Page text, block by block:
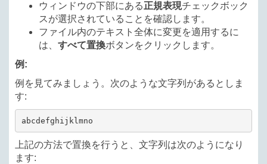
ウィンドウの下部にある正規表現チェックボック
スが選択されていることを確認します。
ファイル内のテキスト全体に変更を適用するに
は、 すべて置換ボタンをクリックします。
例:
例を見てみましょう。次のような文字列があるとしま
す:
abcdefghijklmno
上記の方法で置換を行うと、文字列は次のようになり
ます: